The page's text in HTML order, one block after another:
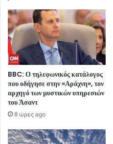
BBC: Ο τηλεφωνικός κατάλογος
που οδήγησε στην «Αράχνη», τον
αρχηγό των μυστικών υπηρεσιών
του Άσαντ
8 ώρες ago